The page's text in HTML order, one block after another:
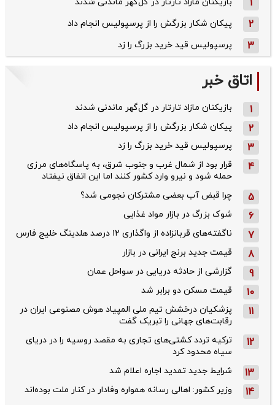
1
2 پیکان شکار بزرگش را از پرسپولیس انجام داد
3 پرسپولیس قید خرید بزرگ را زد
اتاق خبر
1 بازیکنان مازاد تارتار در گل‌گهر ماندنی شدند
2 پیکان شکار بزرگش را از پرسپولیس انجام داد
3 پرسپولیس قید خرید بزرگ را زد
4
قرار بود از شمال ‌غرب و جنوب‌ شرق، به پاسگاه‌های مرزی
حمله شود و نیرو وارد کشور کنند اما این اتفاق نیفتاد
5 چرا قبض آب بعضی مشترکان نجومی شد؟
6 شوک بزرگ در بازار مواد غذایی
7 ناگفته‌های قربانزاده از واگذاری ۱۲ درصد هلدینگ خلیج فارس
8 قیمت جدید برنج ایرانی در بازار
9 گزارشی از حادثه دریایی در سواحل عمان
10 قیمت مسکن دو برابر شد
11
پزشکیان درخشش تیم ملی المپیاد هوش مصنوعی ایران در
رقابت‌های جهانی را تبریک گفت
12
ترکیه تردد کشتی‌های تجاری به مقصد روسیه را در دریای
سیاه محدود کرد
13 شرایط جدید تمدید اجاره اعلام شد
14 وزیر کشور: اهالی رسانه همواره وفادار در کنار ملت بوده‌اند